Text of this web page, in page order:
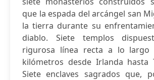
que la espada del arcángel san
la tierra durante su
diablo. Siete templos
rigurosa línea recta a lo largo
kilómetros desde Irlanda hasta
Siete enclaves sagrados que,